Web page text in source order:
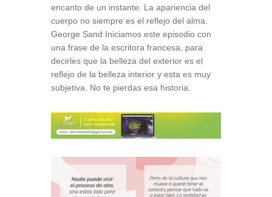
encanto de un instante. La apariencia del
cuerpo no siempre es el reflejo del alma.
George Sand Iniciamos este episodio con
una frase de la escritora francesa, para
decirles que la belleza del exterior es el
reflejo de la belleza interior y esta es muy
subjetiva. No te pierdas esa historia.